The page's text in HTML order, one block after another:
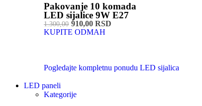
Pakovanje 10 komada
LED sijalice 9W E27
1.300,00910,00 RSD
KUPITE ODMAH
Pogledajte kompletnu ponudu LED sijalica
LED paneli
Kategorije